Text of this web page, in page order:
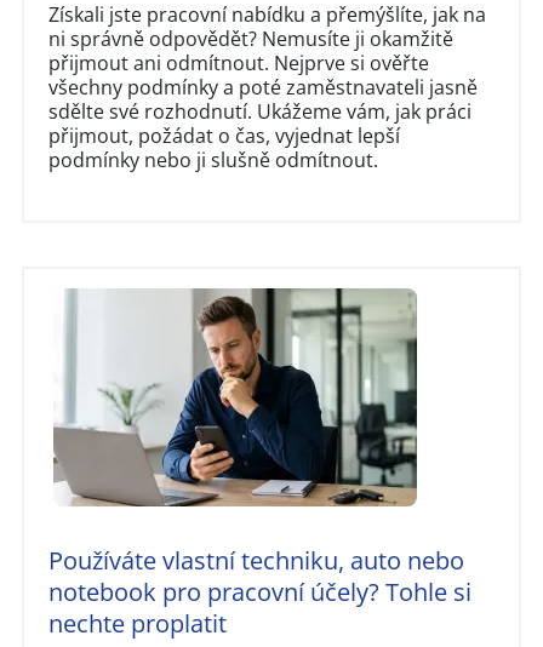
Získali jste pracovní nabídku a přemýšlíte, jak na
ni správně odpovědět? Nemusíte ji okamžitě
přijmout ani odmítnout. Nejprve si ověřte
všechny podmínky a poté zaměstnavateli jasně
sdělte své rozhodnutí. Ukážeme vám, jak práci
přijmout, požádat o čas, vyjednat lepší
podmínky nebo ji slušně odmítnout.
Používáte vlastní techniku, auto nebo
notebook pro pracovní účely? Tohle si
nechte proplatit